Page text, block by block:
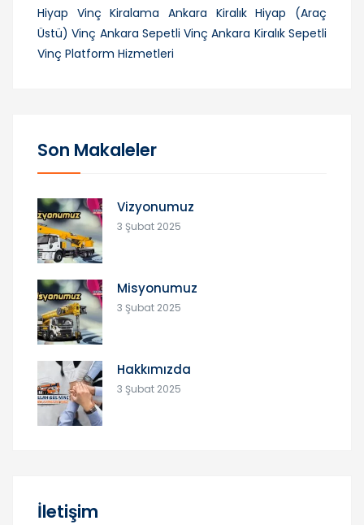
Hiyap Vinç Kiralama
Ankara Kiralık Hiyap (Araç
Üstü) Vinç Ankara Sepetli Vinç Ankara Kiralık Sepetli
Vinç Platform Hizmetleri
Son Makaleler
Vizyonumuz
3 Şubat 2025
Misyonumuz
3 Şubat 2025
Hakkımızda
3 Şubat 2025
İletişim